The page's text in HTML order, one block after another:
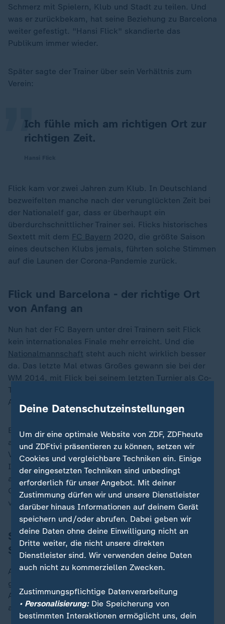
Schmerz mit Spielern, Klub und Stadt zu teilen. Und
was er zurückbekam, hat seine Beziehung zu Barcelona
weiter gefestigt. "Hansi Flick" skandierte das
Publikum immer wieder.
Später sagte der Trainer über sein Verhältnis zum
Verein:
Ich fühle mich am richtigen Ort zur
richtigen Zeit.
„
Flick kam vor zwei Jahren zum Klub. In Deutschland
bezweifelten manche nach der verunglückten Zeit bei
der Nationalelf gar, dass er überhaupt ein
überdurchschnittlicher Trainer sei. Flicks historisches
Sextett mit dem FC Bayern 2020, die größte Saison
eines deutschen Klubs jemals, führten solche Stimmen
auf die Launen der Corona-Pandemie zurück.
Flick und Barcelona - der richtige Ort
von Anfang an
Nun hat der FC Bayern unter drei Trainern seit Flick
kein internationales Finale mehr erreicht. Und die
Nationalmannschaft steht auch nicht wirklich besser
da. Das letzte Mal etwas Großes gewann sie bei der
WM 2014, mit Flick bei seinem letzten Turnier als Co-
Trainer. Auch Deutschland war mal der richtige Ort.
Aber am Ende nicht mehr.
Barcelona fühlte sich für Flick vom ersten Moment an
als ein solcher an. Die offensive Spielphilosophie des
Vereinsheiligen Johan Cruyff hatte er schon immer als
Inspiration empfunden. Und sofort beeindruckte ihn
auch die berühmte Jugendabteilung. Man konnte sein
Glück spüren, so viel Talent und Fußballkompetenz
vorzufinden.
Sechs Barca-Eigengewächse in der
Startelf
Auf dieser Basis hat er sein Werk geformt. Am Sonntag
gegen Madrid standen neun Spanier in der
Anfangsformation. Sechs wurden im eigenen Verein
ausgebildet.
Deine Datenschutzeinstellungen
Um dir eine optimale Website von ZDF, ZDFheute
und ZDFtivi präsentieren zu können, setzen wir
Cookies und vergleichbare Techniken ein. Einige
der eingesetzten Techniken sind unbedingt
erforderlich für unser Angebot. Mit deiner
Zustimmung dürfen wir und unsere Dienstleister
darüber hinaus Informationen auf deinem Gerät
speichern und/oder abrufen. Dabei geben wir
deine Daten ohne deine Einwilligung nicht an
Dritte weiter, die nicht unsere direkten
Dienstleister sind. Wir verwenden deine Daten
auch nicht zu kommerziellen Zwecken.
Zustimmungspflichtige Datenverarbeitung
• Personalisierung:Die Speicherung von
bestimmten Interaktionen ermöglicht uns, dein